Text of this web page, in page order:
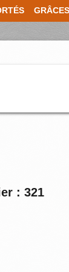
GRÂCES
: 321